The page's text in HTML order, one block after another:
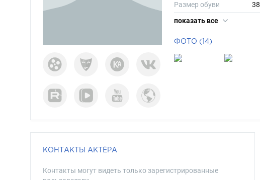
Размер обуви
38
Длина волос
показать все
ФОТО (14)
КОНТАКТЫ АКТЁРА
Контакты могут видеть только зарегистрированные